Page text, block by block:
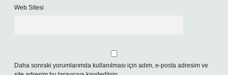
Web Sitesi
Daha sonraki yorumlarımda kullanılması için adım, e-posta adresim ve